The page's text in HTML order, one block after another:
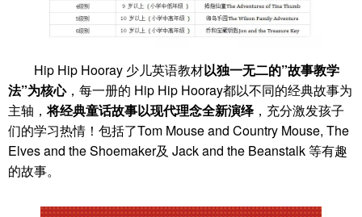
Hip Hip Hooray 少儿英语教材以独一无二的”故事教学
法”为核心，每一册的 Hip Hip Hooray都以不同的经典故事为
主轴，将经典童话故事以现代理念全新演绎 ，充分激发孩子
们的学习热情！包括了Tom Mouse and Country Mouse, The
Elves and the Shoemaker及 Jack and the Beanstalk 等有趣
的故事。